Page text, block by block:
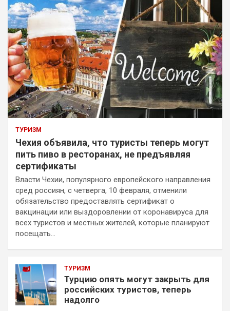
ТУРИЗМ
Чехия объявила, что туристы теперь могут
пить пиво в ресторанах, не предъявляя
сертификаты
Власти Чехии, популярного европейского направления
сред россиян, с четверга, 10 февраля, отменили
обязательство предоставлять сертификат о
вакцинации или выздоровлении от коронавируса для
всех туристов и местных жителей, которые планируют
посещать…
ТУРИЗМ
Турцию опять могут закрыть для
российских туристов, теперь
надолго